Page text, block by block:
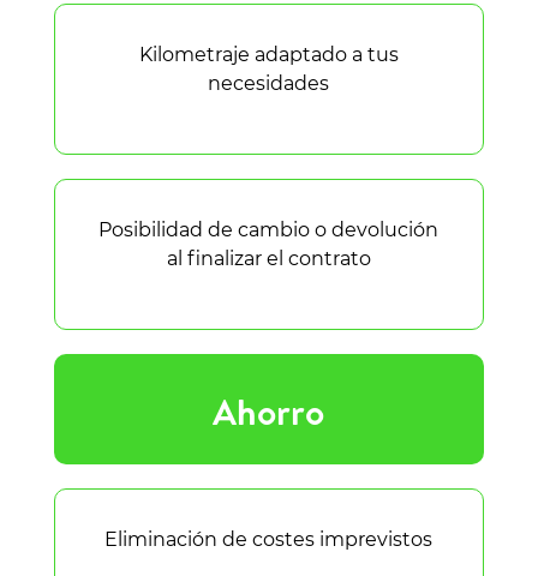
Ahorro
Eliminación de costes imprevistos
Kilometraje adaptado a tus
necesidades
Posibilidad de cambio o devolución
al finalizar el contrato